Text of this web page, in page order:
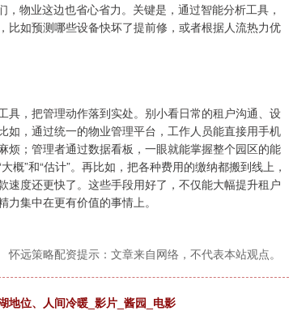
物业这边也省心省力。关键是，通过智能分析工具，
如预测哪些设备快坏了提前修，或者根据人流热力优
，把管理动作落到实处。别小看日常的租户沟通、设
，通过统一的物业管理平台，工作人员能直接用手机
；管理者通过数据看板，一眼就能掌握整个园区的能
”和“估计”。再比如，把各种费用的缴纳都搬到线上，
度还更快了。这些手段用好了，不仅能大幅提升租户
集中在更有价值的事情上。
怀远策略配资提示：文章来自网络，不代表本站观点。
地位、人间冷暖_影片_酱园_电影